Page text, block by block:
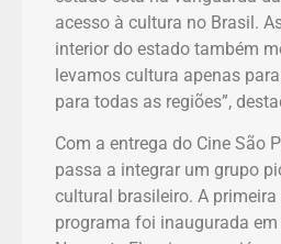
acesso à cultura no Brasil.
interior do estado também
levamos cultura apenas
para todas as regiões”,
Com a entrega do Cine São
passa a integrar um grupo
cultural brasileiro. A
programa foi inaugurada